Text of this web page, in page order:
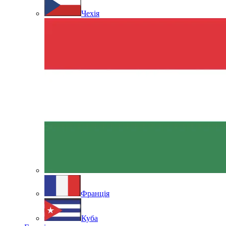
Чехія
Франція
Куба